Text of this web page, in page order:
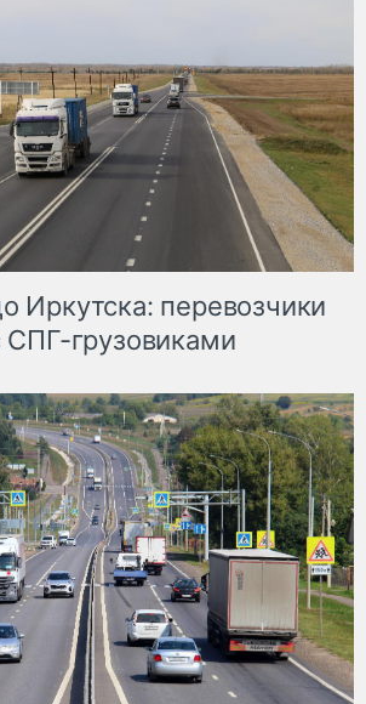
Иркутска: перевозчики
грузовиками